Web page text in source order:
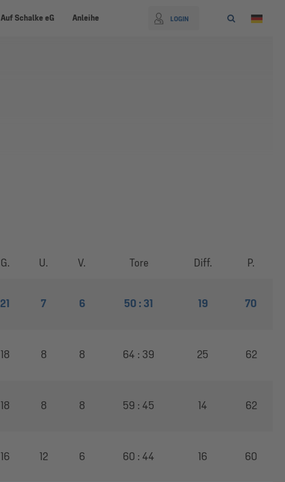
Auf Schalke eG Anleihe LOGIN
G. U. V. Tore Diff. P.
21 7 6 50 : 31 19 70
18 8 8 64 : 39 25 62
18 8 8 59 : 45 14 62
16 12 6 60 : 44 16 60